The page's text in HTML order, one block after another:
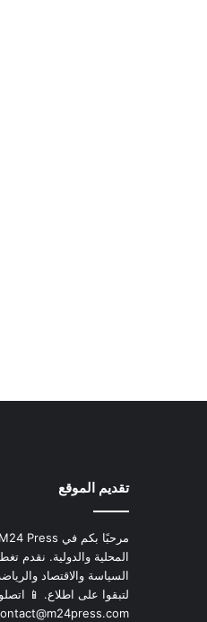
تقديم الموقع
المحلية والدولية. نقدم
السياسة والاقتصاد
لتبقوا على اطلاع. 📱